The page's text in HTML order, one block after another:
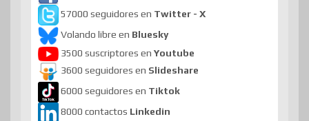
57000 seguidores en Twitter - X
Volando libre en Bluesky
3500 suscriptores en Youtube
3600 seguidores en Slideshare
6000 seguidores en Tiktok
8000 contactos Linkedin